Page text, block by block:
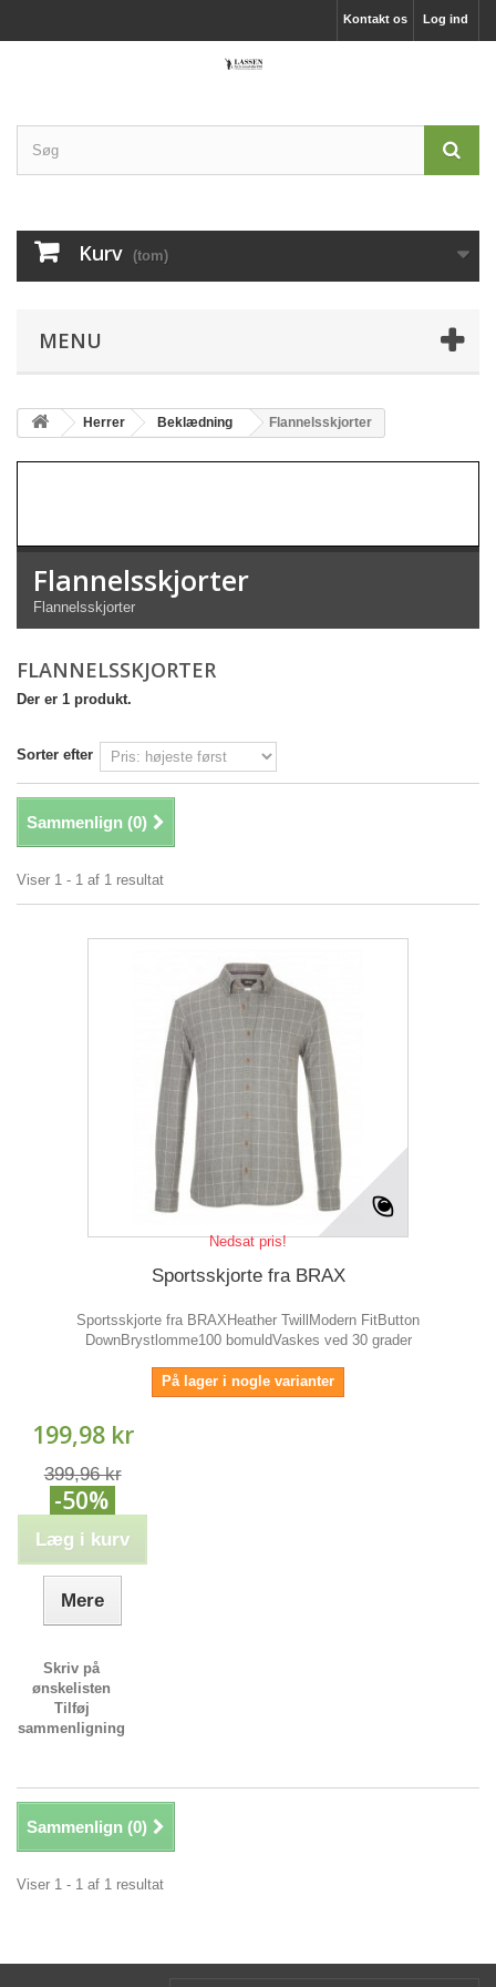
Log ind
Kontakt os
Kurv (tom)
MENU
Herrer Beklædning Flannelsskjorter
Flannelsskjorter
Flannelsskjorter
FLANNELSSKJORTER
Der er 1 produkt.
Sorter efter
Sammenlign (0)
Viser 1 - 1 af 1 resultat
Nedsat pris!
Sportsskjorte fra BRAX
Sportsskjorte fra BRAXHeather TwillModern FitButton
DownBrystlomme100 bomuldVaskes ved 30 grader
På lager i nogle varianter
199,98 kr
399,96 kr
-50%
Læg i kurv
Mere
Skriv på
ønskelisten
Tilføj
sammenligning
Sammenlign (0)
Viser 1 - 1 af 1 resultat